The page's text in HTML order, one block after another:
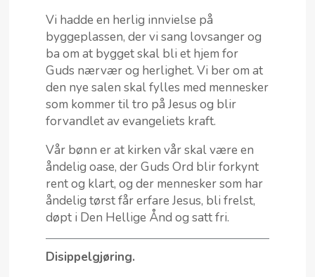
Vi hadde en herlig innvielse på
byggeplassen, der vi sang lovsanger og
ba om at bygget skal bli et hjem for
Guds nærvær og herlighet. Vi ber om at
den nye salen skal fylles med mennesker
som kommer til tro på Jesus og blir
forvandlet av evangeliets kraft.
Vår bønn er at kirken vår skal være en
åndelig oase, der Guds Ord blir forkynt
rent og klart, og der mennesker som har
åndelig tørst får erfare Jesus, bli frelst,
døpt i Den Hellige Ånd og satt fri.
Disippelgjøring.